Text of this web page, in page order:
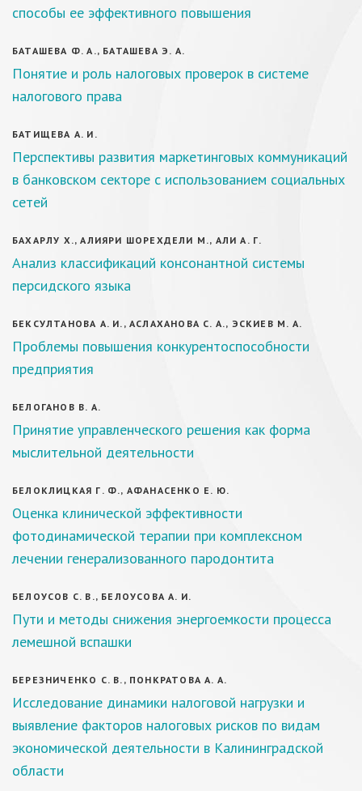
способы ее эффективного повышения
БАТАШЕВА Ф. А., БАТАШЕВА Э. А.
Понятие и роль налоговых проверок в системе
налогового права
БАТИЩЕВА А. И.
Перспективы развития маркетинговых коммуникаций
в банковском секторе с использованием социальных
сетей
БАХАРЛУ Х., АЛИЯРИ ШОРЕХДЕЛИ М., АЛИ А. Г.
Анализ классификаций консонантной системы
персидского языка
БЕКСУЛТАНОВА А. И., АСЛАХАНОВА С. А., ЭСКИЕВ М. А.
Проблемы повышения конкурентоспособности
предприятия
БЕЛОГАНОВ В. А.
Принятие управленческого решения как форма
мыслительной деятельности
БЕЛОКЛИЦКАЯ Г. Ф., АФАНАСЕНКО Е. Ю.
Оценка клинической эффективности
фотодинамической терапии при комплексном
лечении генерализованного пародонтита
БЕЛОУСОВ С. В., БЕЛОУСОВА А. И.
Пути и методы снижения энергоемкости процесса
лемешной вспашки
БЕРЕЗНИЧЕНКО С. В., ПОНКРАТОВА А. А.
Исследование динамики налоговой нагрузки и
выявление факторов налоговых рисков по видам
экономической деятельности в Калининградской
области